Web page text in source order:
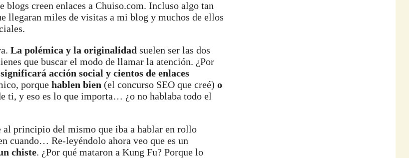
blogs creen enlaces a Chuiso.com. Incluso algo tan
miles de visitas a mi blog y muchos de ellos
La polémica y la originalidad suelen ser las dos
que buscar el modo de llamar la atención. ¿Por
significará acción social y cientos de enlaces
porque hablen bien (el concurso SEO que creé) o
ti, y eso es lo que importa… ¿o no hablaba todo el
al principio del mismo que iba a hablar en rollo
cuando… Re-leyéndolo ahora veo que es un
chiste. ¿Por qué mataron a Kung Fu? Porque lo